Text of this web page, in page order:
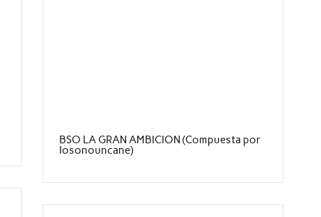
BSO LA GRAN AMBICION (Compuesta por
Iosonouncane)